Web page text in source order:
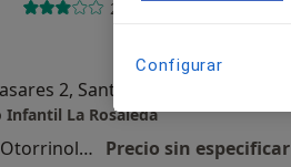
2 opiniones
La Rosaleda
Primera visita Otorrinolaringología Precio sin especificar
Configurar